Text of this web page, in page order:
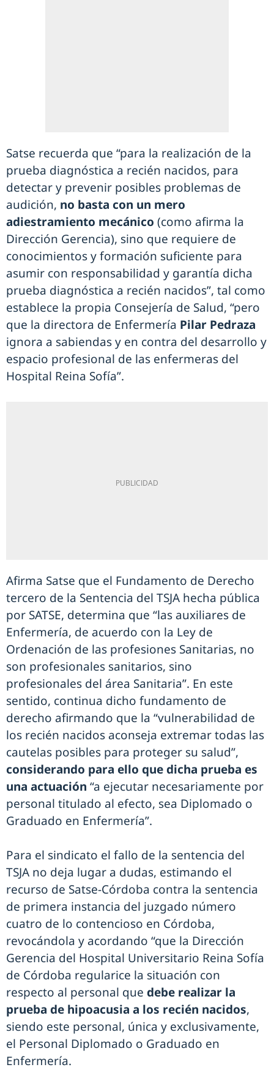
Satse recuerda que “para la realización de la
prueba diagnóstica a recién nacidos, para
detectar y prevenir posibles problemas de
audición, no basta con un mero
adiestramiento mecánico (como afirma la
Dirección Gerencia), sino que requiere de
conocimientos y formación suficiente para
asumir con responsabilidad y garantía dicha
prueba diagnóstica a recién nacidos”, tal como
establece la propia Consejería de Salud, “pero
que la directora de Enfermería Pilar Pedraza
ignora a sabiendas y en contra del desarrollo y
espacio profesional de las enfermeras del
Hospital Reina Sofía”.
Afirma Satse que el Fundamento de Derecho
tercero de la Sentencia del TSJA hecha pública
por SATSE, determina que “las auxiliares de
Enfermería, de acuerdo con la Ley de
Ordenación de las profesiones Sanitarias, no
son profesionales sanitarios, sino
profesionales del área Sanitaria”. En este
sentido, continua dicho fundamento de
derecho afirmando que la “vulnerabilidad de
los recién nacidos aconseja extremar todas las
cautelas posibles para proteger su salud”,
considerando para ello que dicha prueba es
una actuación “a ejecutar necesariamente por
personal titulado al efecto, sea Diplomado o
Graduado en Enfermería”.
Para el sindicato el fallo de la sentencia del
TSJA no deja lugar a dudas, estimando el
recurso de Satse-Córdoba contra la sentencia
de primera instancia del juzgado número
cuatro de lo contencioso en Córdoba,
revocándola y acordando “que la Dirección
Gerencia del Hospital Universitario Reina Sofía
de Córdoba regularice la situación con
respecto al personal que debe realizar la
prueba de hipoacusia a los recién nacidos,
siendo este personal, única y exclusivamente,
el Personal Diplomado o Graduado en
Enfermería.